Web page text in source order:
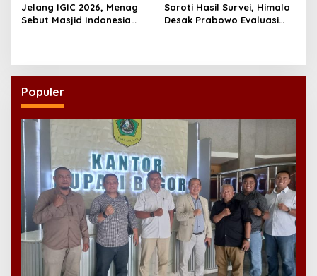
Jelang IGIC 2026, Menag
Sebut Masjid Indonesia
Soroti Hasil Survei, Himalo
Desak Prabowo Evaluasi
Populer